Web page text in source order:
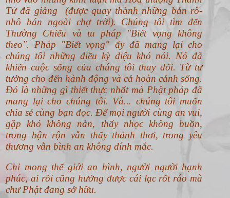
Từ đã giảng (được quay thành những bản rô-
nhô bán ngoài chợ trời). Chúng tôi tìm đến
Thường Chiếu và tu pháp "Biết vọng không
theo".Pháp "Biết vọng" ấy đã mang lại cho
chúng tôi những điều kỳ diệu khó nói. Nó đã
khiến cuộc sống của chúng tôi thay đổi. Từ tư
tưởng cho đến hành động và cả hoàn cảnh sống.
Đó là những gì thiết thực nhất mà Phật pháp đã
mang lại cho chúng tôi. Và... chúng tôi muốn
chia sẻ cùng bạn đọc. Để mọi người cùng an vui,
gặp khó không nản, thấy nhọc không buồn,
trong bận rộn vẫn thấy thảnh thơi, trong yêu
thương vẫn bình an không dính mắc.
Chỉ mong thế giới an bình, người người hạnh
phúc, ai rồi cũng hưởng được cái lạc rốt ráo mà
chư Phật đang sở hữu.